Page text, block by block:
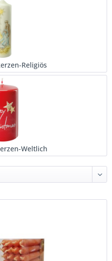
Religiös
Weltlich